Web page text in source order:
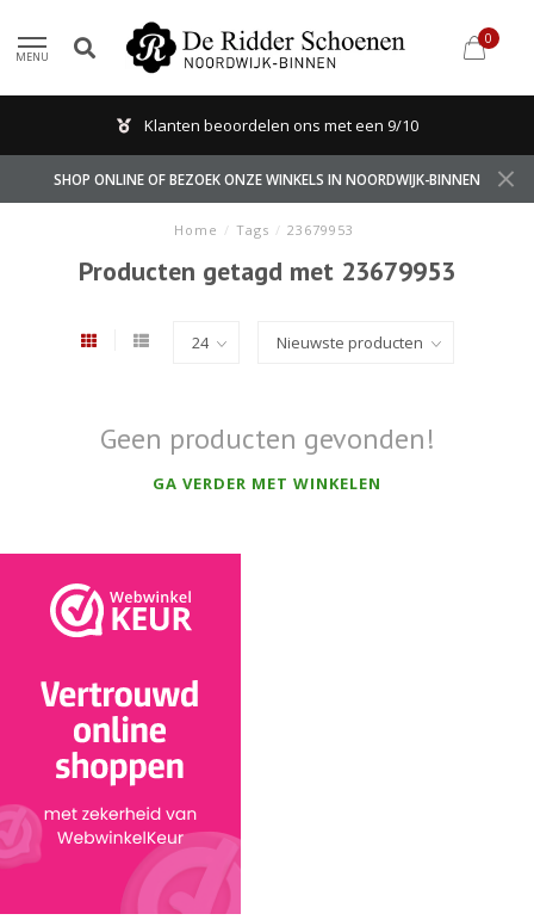
MENU
0
Klanten beoordelen ons met een 9/10
SHOP ONLINE OF BEZOEK ONZE WINKELS IN NOORDWIJK-BINNEN
Home / Tags / 23679953
Producten getagd met 23679953
Geen producten gevonden!
GA VERDER MET WINKELEN